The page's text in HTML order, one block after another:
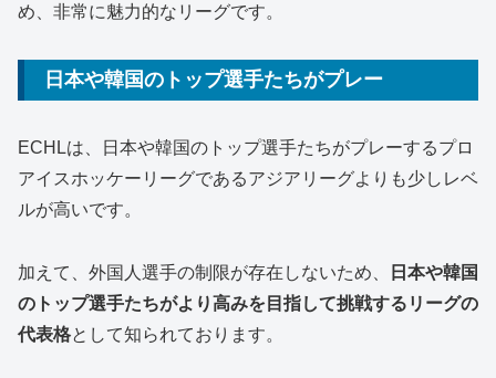
め、非常に魅力的なリーグです。
日本や韓国のトップ選手たちがプレー
ECHLは、日本や韓国のトップ選手たちがプレーするプロ
アイスホッケーリーグであるアジアリーグよりも少しレベ
ルが高いです。
加えて、外国人選手の制限が存在しないため、
日本や韓国
のトップ選手たちがより高みを目指して挑戦するリーグの
代表格として知られております。